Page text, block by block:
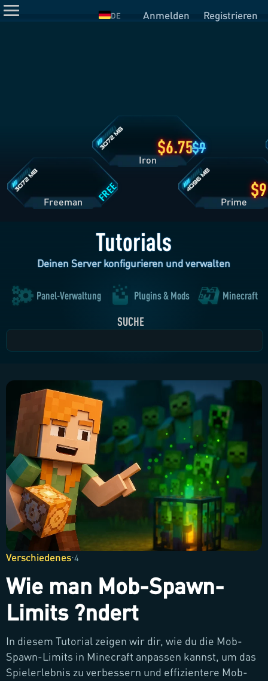
DE Anmelden Registrieren
6.75
Tutorials
Deinen Server konfigurieren und verwalten
Panel-Verwaltung Plugins & Mods Minecraft
SUCHE
Verschiedenes·4
Wie man Mob-Spawn-
Limits ?ndert
In diesem Tutorial zeigen wir dir, wie du die Mob-
Spawn-Limits in Minecraft anpassen kannst, um das
Spielerlebnis zu verbessern und effizientere Mob-